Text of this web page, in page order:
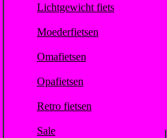
Lichtgewicht fiets
Moederfietsen
Omafietsen
Opafietsen
Retro fietsen
Sale